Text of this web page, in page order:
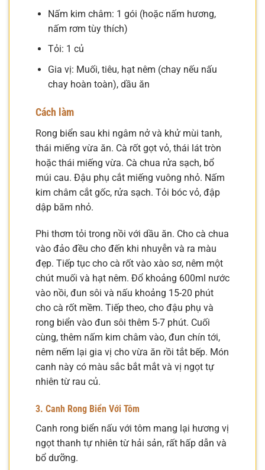
Nấm kim châm: 1 gói (hoặc nấm hương,
nấm rơm tùy thích)
Tỏi: 1 củ
Gia vị: Muối, tiêu, hạt nêm (chay nếu nấu
chay hoàn toàn), dầu ăn
Cách làm
Rong biển sau khi ngâm nở và khử mùi tanh,
thái miếng vừa ăn. Cà rốt gọt vỏ, thái lát tròn
hoặc thái miếng vừa. Cà chua rửa sạch, bổ
múi cau. Đậu phụ cắt miếng vuông nhỏ. Nấm
kim châm cắt gốc, rửa sạch. Tỏi bóc vỏ, đập
dập băm nhỏ.
Phi thơm tỏi trong nồi với dầu ăn. Cho cà chua
vào đảo đều cho đến khi nhuyễn và ra màu
đẹp. Tiếp tục cho cà rốt vào xào sơ, nêm một
chút muối và hạt nêm. Đổ khoảng 600ml nước
vào nồi, đun sôi và nấu khoảng 15-20 phút
cho cà rốt mềm. Tiếp theo, cho đậu phụ và
rong biển vào đun sôi thêm 5-7 phút. Cuối
cùng, thêm nấm kim châm vào, đun chín tới,
nêm nếm lại gia vị cho vừa ăn rồi tắt bếp. Món
canh này có màu sắc bắt mắt và vị ngọt tự
nhiên từ rau củ.
3. Canh Rong Biển Với Tôm
Canh rong biển nấu với tôm mang lại hương vị
ngọt thanh tự nhiên từ hải sản, rất hấp dẫn và
bổ dưỡng.